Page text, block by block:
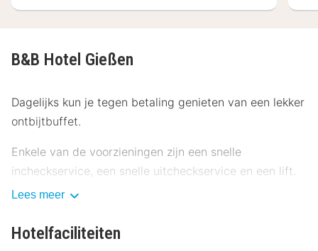
B&B Hotel Gießen
Dagelijks kun je tegen betaling genieten van een lekker
ontbijtbuffet.
Enkele van de voorzieningen zijn een snelle
incheckservice, een snelle uitcheckservice en een lift.
Doe of je thuis bent in één van de 94 klimaatgeregelde
blijf je online, terwijl de tv met kabelzenders zorgt voor
Lees meer
Hotelfaciliteiten